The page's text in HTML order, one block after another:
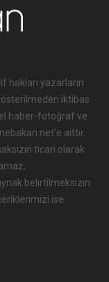
hakları yazarların
iktibas
haber-fotoğraf ve
aittir.
ticari olarak
belirtilmeksizin
ise